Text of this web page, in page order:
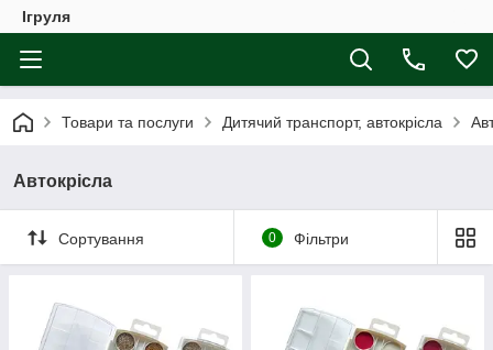
Ігруля
Товари та послуги Дитячий транспорт, автокрісла
Автокрісла
Сортування 0 Фільтри